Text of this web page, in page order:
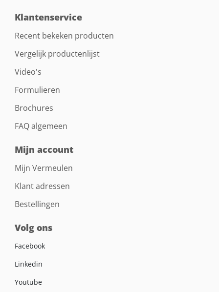
Klantenservice
Recent bekeken producten
Vergelijk productenlijst
Video's
Formulieren
Brochures
FAQ algemeen
Mijn account
Mijn Vermeulen
Klant adressen
Bestellingen
Volg ons
Facebook
Linkedin
Youtube